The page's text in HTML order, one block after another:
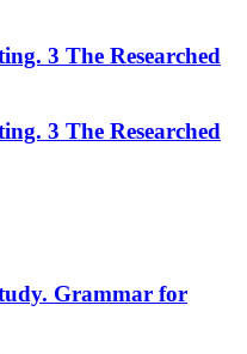
3 The Researched
3 The Researched
Grammar for